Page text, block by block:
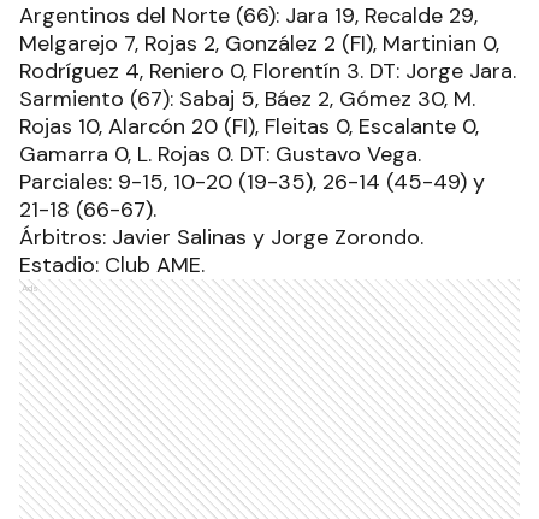
Argentinos del Norte (66): Jara 19, Recalde 29,
Melgarejo 7, Rojas 2, González 2 (FI), Martinian 0,
Rodríguez 4, Reniero 0, Florentín 3. DT: Jorge Jara.
Sarmiento (67): Sabaj 5, Báez 2, Gómez 30, M.
Rojas 10, Alarcón 20 (FI), Fleitas 0, Escalante 0,
Gamarra 0, L. Rojas 0. DT: Gustavo Vega.
Parciales: 9-15, 10-20 (19-35), 26-14 (45-49) y
21-18 (66-67).
Árbitros: Javier Salinas y Jorge Zorondo.
Estadio: Club AME.
Ads